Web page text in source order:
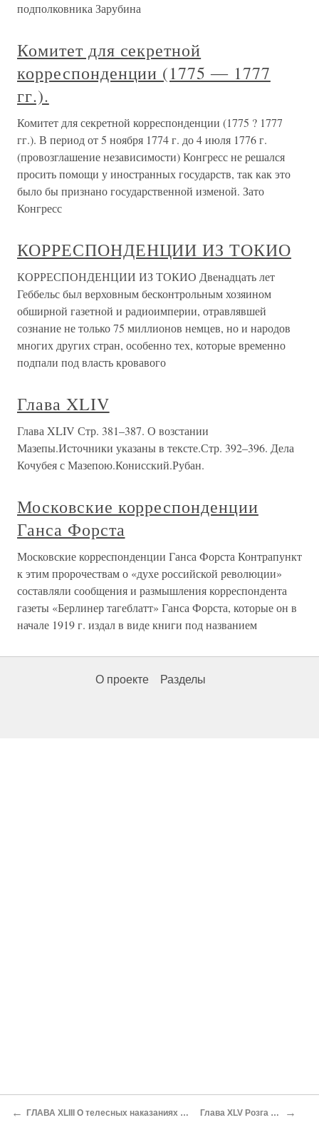
подполковника Зарубина
Комитет для секретной
корреспонденции (1775 ― 1777
гг.).
Комитет для секретной корреспонденции (1775 ? 1777
гг.). В период от 5 ноября 1774 г. до 4 июля 1776 г.
(провозглашение независимости) Конгресс не решался
просить помощи у иностранных государств, так как это
было бы признано государственной изменой. Зато
Конгресс
КОРРЕСПОНДЕНЦИИ ИЗ ТОКИО
КОРРЕСПОНДЕНЦИИ ИЗ ТОКИО Двенадцать лет
Геббельс был верховным бесконтрольным хозяином
обширной газетной и радиоимперии, отравлявшей
сознание не только 75 миллионов немцев, но и народов
многих других стран, особенно тех, которые временно
подпали под власть кровавого
Глава XLIV
Глава XLIV Стр. 381–387. О возстании
Мазепы.Источники указаны в тексте.Стр. 392–396. Дела
Кочубея с Мазепою.Конисский.Рубан.
Московские корреспонденции
Ганса Форста
Московские корреспонденции Ганса Форста Контрапункт
к этим пророчествам о «духе российской революции»
составляли сообщения и размышления корреспондента
газеты «Берлинер тагеблатт» Ганса Форста, которые он в
начале 1919 г. издал в виде книги под названием
О проекте Разделы
← ГЛАВА XLIII О телесных наказаниях молодых девушек Глава XLV Розга в будуаре →